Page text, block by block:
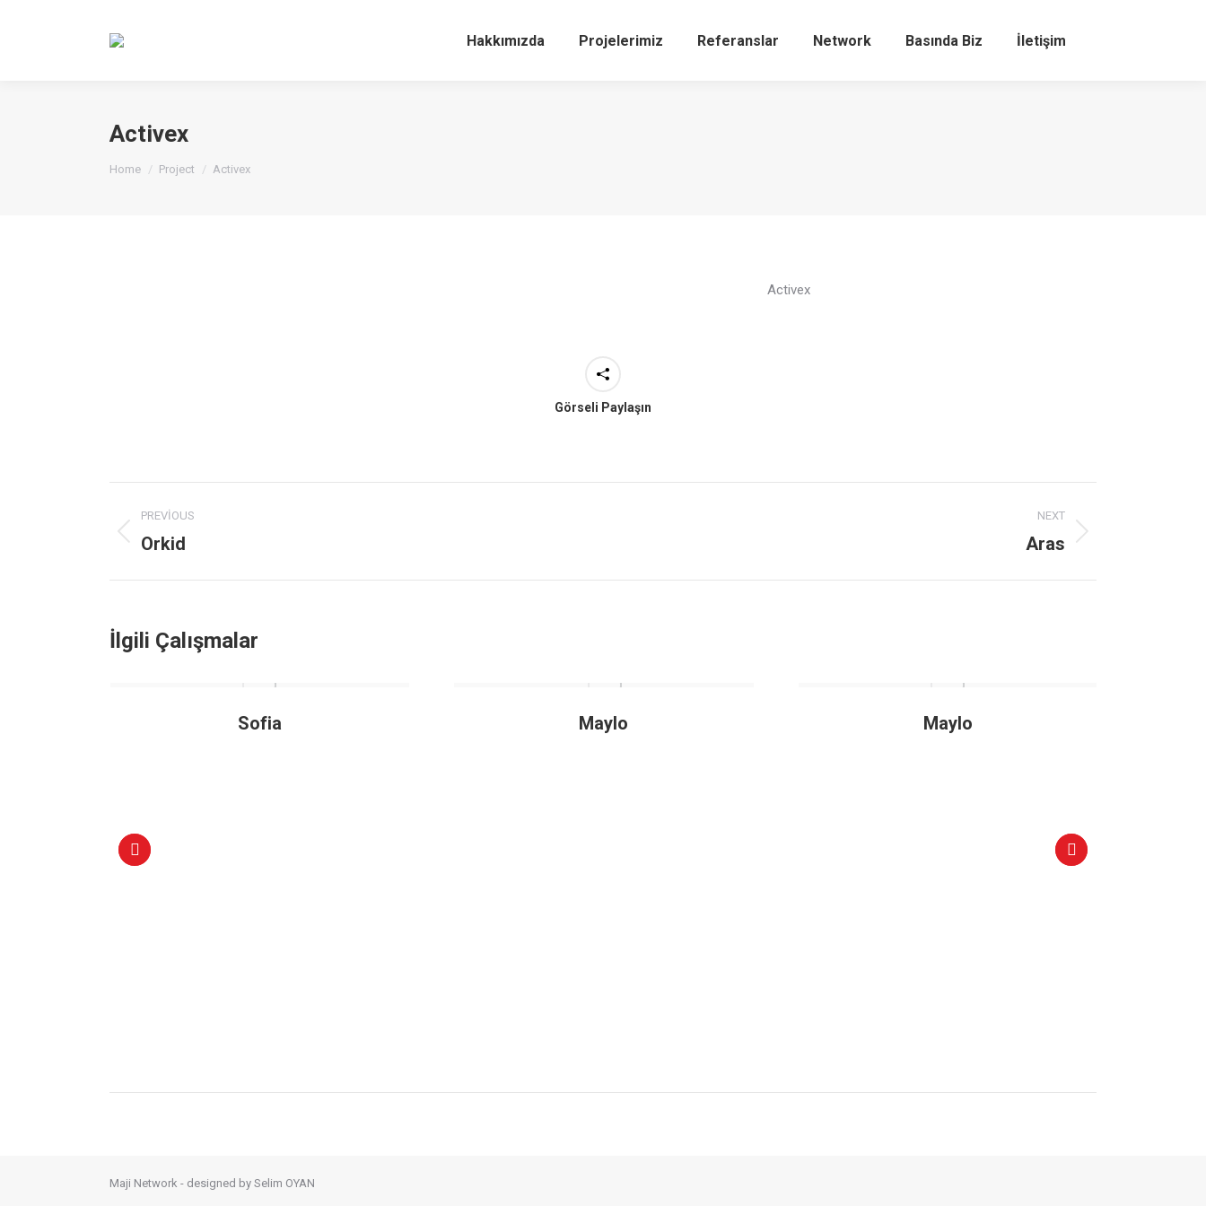
Hakkımızda Projelerimiz Referanslar Network Basında Biz İletişim
Activex
Home Project Activex
Activex
Görseli Paylaşın
Project
navigation
PREVIOUS
Previous
Orkid
NEXT
Aras
İlgili Çalışmalar
Sofia Maylo Maylo
Maji Network - designed by Selim OYAN